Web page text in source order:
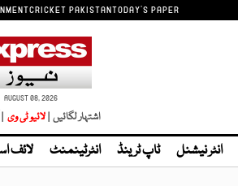
CRICKET PAKISTANTODAY'S PAPER
AUGUST 08, 2026
اشتہار لگائیں |لائیو ٹی وی |
انٹر نیشنل ٹاپ ٹرینڈ انٹرٹینمنٹ لائف